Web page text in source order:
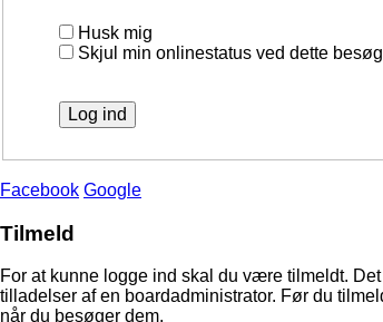
Husk mig
Skjul min onlinestatus ved dette besøg
Facebook Google
Tilmeld
For at kunne logge ind skal du være tilmeldt.
tilladelser af en boardadministrator. Før du
når du besøger dem.